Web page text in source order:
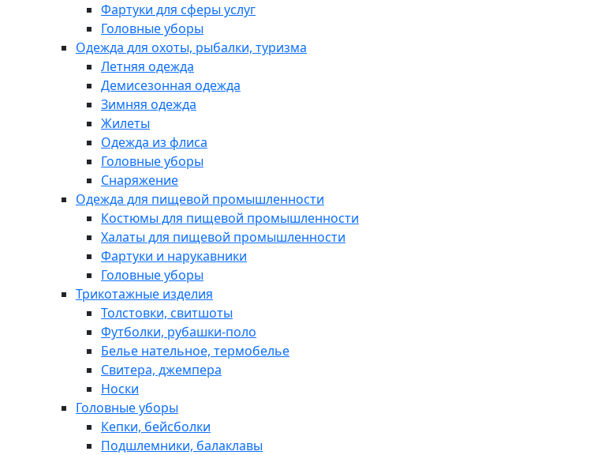
Фартуки для сферы услуг
Головные уборы
Одежда для охоты, рыбалки, туризма
Летняя одежда
Демисезонная одежда
Зимняя одежда
Жилеты
Одежда из флиса
Головные уборы
Снаряжение
Одежда для пищевой промышленности
Костюмы для пищевой промышленности
Халаты для пищевой промышленности
Фартуки и нарукавники
Головные уборы
Трикотажные изделия
Толстовки, свитшоты
Футболки, рубашки-поло
Белье нательное, термобелье
Свитера, джемпера
Носки
Головные уборы
Кепки, бейсболки
Подшлемники, балаклавы